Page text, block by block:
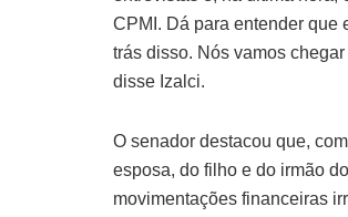
CPMI. Dá para entender que
trás disso. Nós vamos
disse Izalci.
O senador destacou que,
esposa, do filho e do irmão
movimentações financeiras